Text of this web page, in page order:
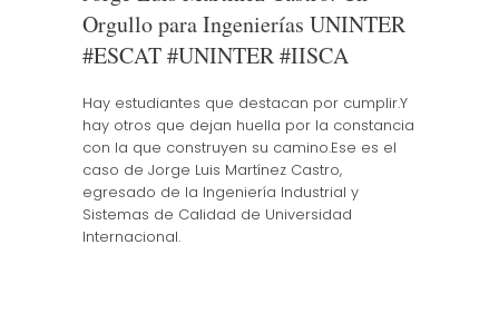
Orgullo para Ingenierías UNINTER
#ESCAT #UNINTER #IISCA
Hay estudiantes que destacan por cumplir.Y
hay otros que dejan huella por la constancia
con la que construyen su camino.Ese es el
caso de Jorge Luis Martínez Castro,
egresado de la Ingeniería Industrial y
Sistemas de Calidad de Universidad
Internacional.